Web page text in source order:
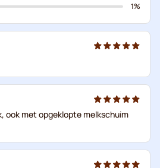
1%
ook met opgeklopte melkschuim